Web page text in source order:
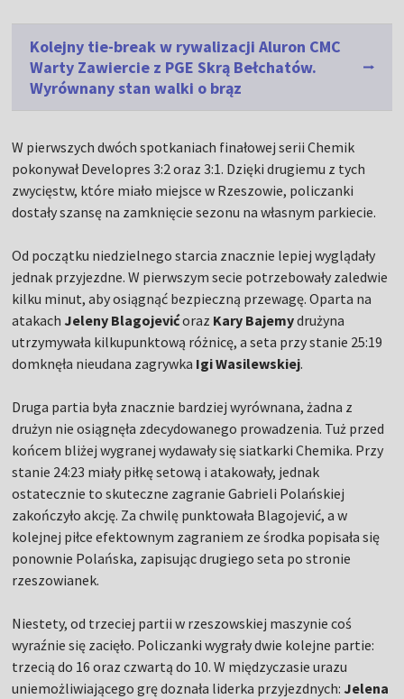
Kolejny tie-break w rywalizacji Aluron CMC
Warty Zawiercie z PGE Skrą Bełchatów.
Wyrównany stan walki o brąz
W pierwszych dwóch spotkaniach finałowej serii Chemik
pokonywał Developres 3:2 oraz 3:1. Dzięki drugiemu z tych
zwycięstw, które miało miejsce w Rzeszowie, policzanki
dostały szansę na zamknięcie sezonu na własnym parkiecie.
Od początku niedzielnego starcia znacznie lepiej wyglądały
jednak przyjezdne. W pierwszym secie potrzebowały zaledwie
kilku minut, aby osiągnąć bezpieczną przewagę. Oparta na
atakach Jeleny Blagojevićoraz Kary Bajemydrużyna
utrzymywała kilkupunktową różnicę, a seta przy stanie 25:19
domknęła nieudana zagrywka Igi Wasilewskiej.
Druga partia była znacznie bardziej wyrównana, żadna z
drużyn nie osiągnęła zdecydowanego prowadzenia. Tuż przed
końcem bliżej wygranej wydawały się siatkarki Chemika. Przy
stanie 24:23 miały piłkę setową i atakowały, jednak
ostatecznie to skuteczne zagranie Gabrieli Polańskiej
zakończyło akcję. Za chwilę punktowała Blagojević, a w
kolejnej piłce efektownym zagraniem ze środka popisała się
ponownie Polańska, zapisując drugiego seta po stronie
rzeszowianek.
Niestety, od trzeciej partii w rzeszowskiej maszynie coś
wyraźnie się zacięło. Policzanki wygrały dwie kolejne partie:
trzecią do 16 oraz czwartą do 10. W międzyczasie urazu
uniemożliwiającego grę doznała liderka przyjezdnych: Jelena